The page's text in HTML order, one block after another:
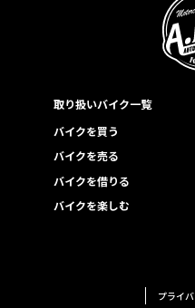
取り扱いバイク一覧
バイクを買う
バイクを売る
バイクを借りる
バイクを楽しむ
プライ